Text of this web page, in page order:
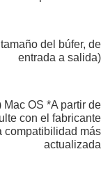
del búfer, de
entrada a salida)
OS *A partir de
con el fabricante
compatibilidad más
actualizada